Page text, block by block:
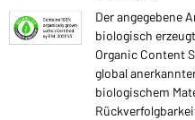
Der angegebene
biologisch
Organic Content
global
biologischem